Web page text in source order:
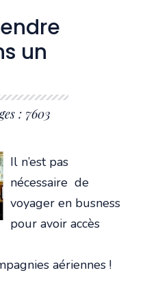
un
: 7603
Il n’est pas
nécessaire de
voyager en busness
pour avoir accès
aériennes !